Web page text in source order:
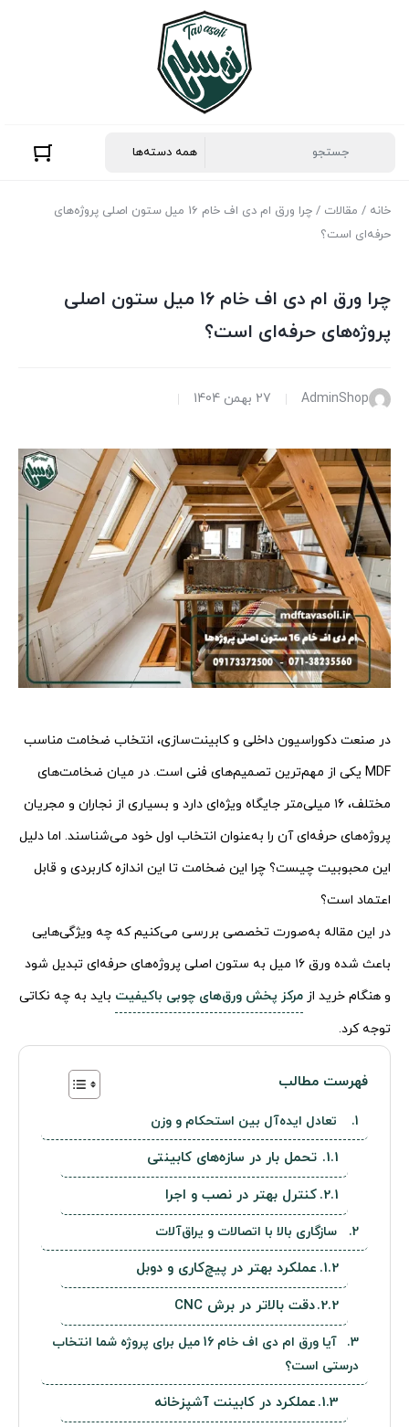
خانه / مقالات
/ چرا ورق ام دی اف خام 16 میل ستون اصلی پروژه‌های
حرفه‌ای است؟
چرا ورق ام دی اف خام 16 میل ستون اصلی
پروژه‌های حرفه‌ای است؟
AdminShop 27 بهمن 1404
در صنعت دکوراسیون داخلی و کابینت‌سازی، انتخاب ضخامت مناسب
MDF یکی از مهم‌ترین تصمیم‌های فنی است. در میان ضخامت‌های
مختلف، ۱۶ میلی‌متر جایگاه ویژه‌ای دارد و بسیاری از نجاران و مجریان
پروژه‌های حرفه‌ای آن را به‌عنوان انتخاب اول خود می‌شناسند. اما دلیل
این محبوبیت چیست؟ چرا این ضخامت تا این اندازه کاربردی و قابل
اعتماد است؟
در این مقاله به‌صورت تخصصی بررسی می‌کنیم که چه ویژگی‌هایی
باعث شده ورق ۱۶ میل به ستون اصلی پروژه‌های حرفه‌ای تبدیل شود
و هنگام خرید از مرکز پخش ورق‌های چوبی باکیفیت باید به چه نکاتی
توجه کرد.
فهرست مطالب
تعادل ایده‌آل بین استحکام و وزن
تحمل بار در سازه‌های کابینتی
کنترل بهتر در نصب و اجرا
سازگاری بالا با اتصالات و یراق‌آلات
عملکرد بهتر در پیچ‌کاری و دوبل
دقت بالاتر در برش CNC
آیا ورق ام دی اف خام 16 میل برای پروژه شما انتخاب
درستی است؟
عملکرد در کابینت آشپزخانه